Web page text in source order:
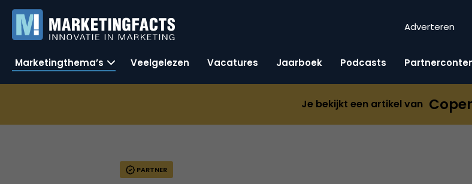
Adverteren
Marketingthema’s Veelgelezen Vacatures Jaarboek Podcasts
Je bekijkt een artikel van
PARTNER